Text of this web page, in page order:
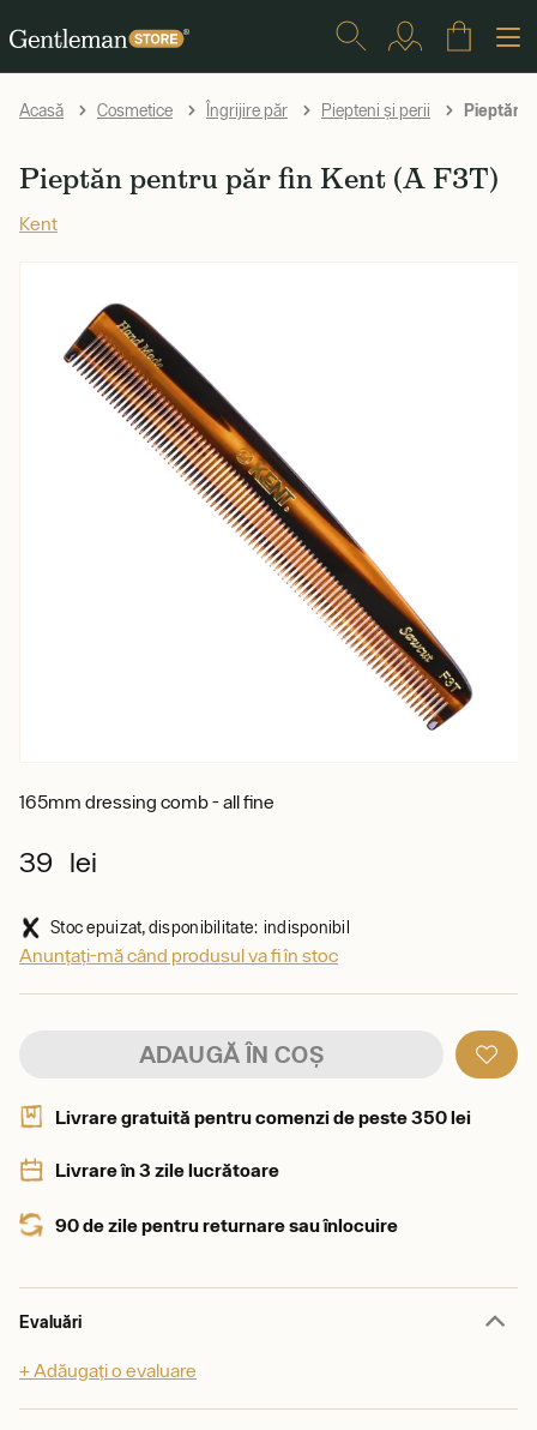
Acasă Cosmetice Îngrijire păr Piepteni și perii Pieptăn
Pieptăn pentru păr fin Kent (A F3T)
Kent
165mm dressing comb - all fine
39 lei
Stoc epuizat, disponibilitate: indisponibil
Anunțați-mă când produsul va fi în stoc
ADAUGĂ ÎN COȘ
Livrare gratuită pentru comenzi de peste 350 lei
Livrare în 3 zile lucrătoare
90 de zile pentru returnare sau înlocuire
Evaluări
+ Adăugați o evaluare